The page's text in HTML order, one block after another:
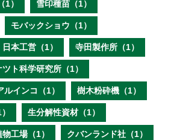
） 雪印種苗（1）
モバックショウ（1）
日本工営（1） 寺田製作所（1）
ツト科学研究所（1）
ルインコ（1） 樹木粉砕機（1）
生分解性資材（1）
物工場（1） クバンランド社（1）